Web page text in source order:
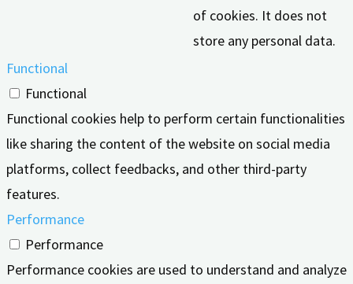
of cookies. It does not
store any personal data.
Functional
Functional
Functional cookies help to perform certain functionalities
like sharing the content of the website on social media
platforms, collect feedbacks, and other third-party
features.
Performance
Performance
Performance cookies are used to understand and analyze